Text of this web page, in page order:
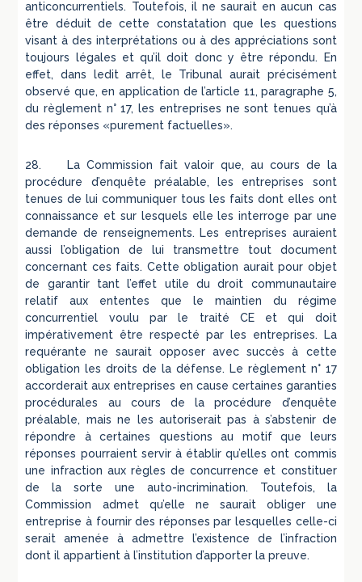
anticoncurrentiels. Toutefois, il ne saurait en aucun cas
être déduit de cette constatation que les questions
visant à des interprétations ou à des appréciations sont
toujours légales et qu’il doit donc y être répondu. En
effet, dans ledit arrêt, le Tribunal aurait précisément
observé que, en application de l’article 11, paragraphe 5,
du règlement n° 17, les entreprises ne sont tenues qu’à
des réponses «purement factuelles».
28. La Commission fait valoir que, au cours de la
procédure d’enquête préalable, les entreprises sont
tenues de lui communiquer tous les faits dont elles ont
connaissance et sur lesquels elle les interroge par une
demande de renseignements. Les entreprises auraient
aussi l’obligation de lui transmettre tout document
concernant ces faits. Cette obligation aurait pour objet
de garantir tant l’effet utile du droit communautaire
relatif aux ententes que le maintien du régime
concurrentiel voulu par le traité CE et qui doit
impérativement être respecté par les entreprises. La
requérante ne saurait opposer avec succès à cette
obligation les droits de la défense. Le règlement n° 17
accorderait aux entreprises en cause certaines garanties
procédurales au cours de la procédure d’enquête
préalable, mais ne les autoriserait pas à s’abstenir de
répondre à certaines questions au motif que leurs
réponses pourraient servir à établir qu’elles ont commis
une infraction aux règles de concurrence et constituer
de la sorte une auto-incrimination. Toutefois, la
Commission admet qu’elle ne saurait obliger une
entreprise à fournir des réponses par lesquelles celle-ci
serait amenée à admettre l’existence de l’infraction
dont il appartient à l’institution d’apporter la preuve.